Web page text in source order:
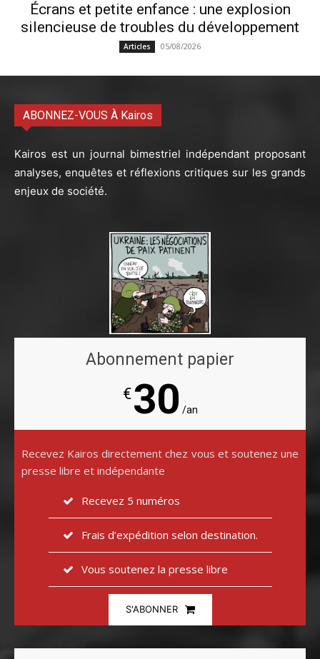
Écrans et petite enfance : une explosion
silencieuse de troubles du développement
Articles 05/08/2026
ABONNEZ-VOUS À Kairos
Kairos est un journal bimestriel indépendant proposant
analyses, enquêtes et réflexions critiques sur les grands
enjeux de société.
Abonnement papier
€30 /an
Recevez Kairos directement chez vous et soutenez une
presse libre et indépendante
Recevez 5 numéros
Frais d’expédition selon destination.
Vous soutenez la presse libre
S'ABONNER